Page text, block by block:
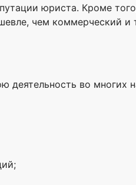
юриста. Кроме
чем коммерческий и
во многих